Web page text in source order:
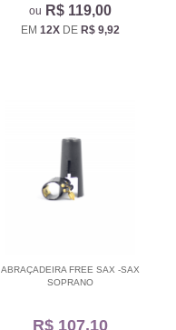
R$ 119,00
EM 12XDE R$ 9,92
ABRAÇADEIRA FREE SAX -SAX
SOPRANO
R$ 107,10